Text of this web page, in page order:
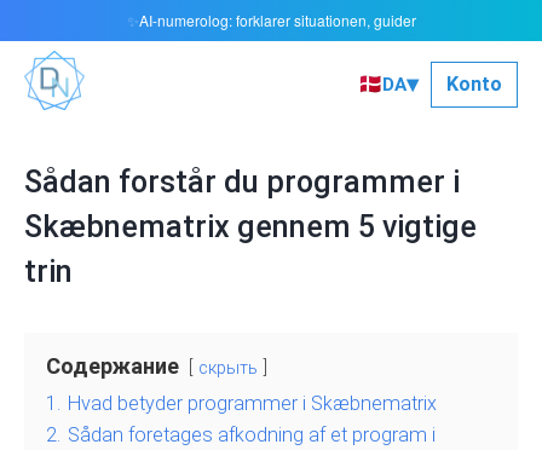
🇩🇰DA▾ Konto
Sådan forstår du programmer i
Skæbnematrix gennem 5 vigtige
trin
Содержание скрыть
1. Hvad betyder programmer i Skæbnematrix
2. Sådan foretages afkodning af et program i
✨AI-numerolog: forklarer situationen, guider